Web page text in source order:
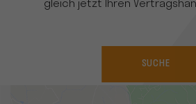
gleich jetzt Ihren
SUCHE